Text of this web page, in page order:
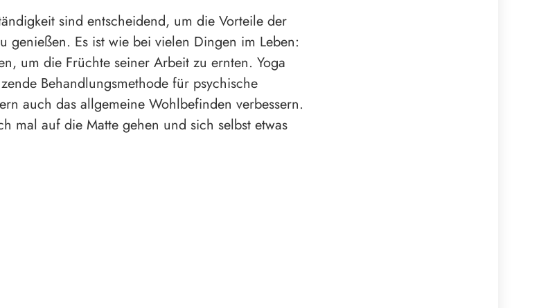
sind entscheidend, um die Vorteile der
genießen. Es ist wie bei vielen Dingen im Leben:
um die Früchte seiner Arbeit zu ernten. Yoga
Behandlungsmethode für psychische
auch das allgemeine Wohlbefinden verbessern.
mal auf die Matte gehen und sich selbst etwas